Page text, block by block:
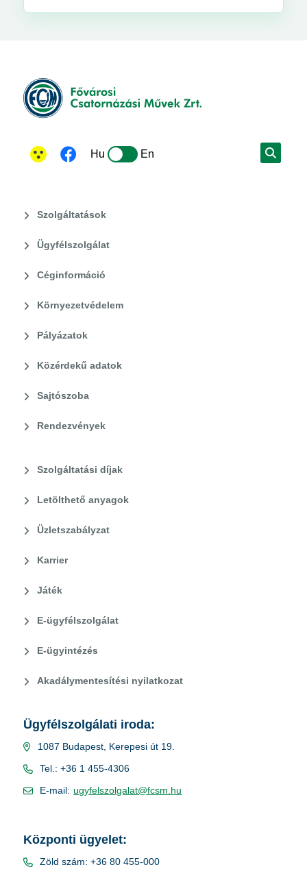
Hu En
Szolgáltatások
Ügyfélszolgálat
Céginformáció
Környezetvédelem
Pályázatok
Közérdekű adatok
Sajtószoba
Rendezvények
Szolgáltatási díjak
Letölthető anyagok
Üzletszabályzat
Karrier
Játék
E-ügyfélszolgálat
E-ügyintézés
Akadálymentesítési nyilatkozat
Ügyfélszolgálati iroda:
1087 Budapest, Kerepesi út 19.
Tel.: +36 1 455-4306
E-mail: ugyfelszolgalat@fcsm.hu
Központi ügyelet:
Zöld szám: +36 80 455-000